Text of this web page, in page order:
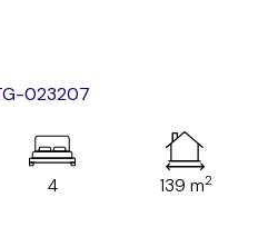
023207
4 139 m2